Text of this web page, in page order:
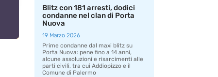
Blitz con 181 arresti, dodici
condanne nel clan di Porta
Nuova
19 Marzo 2026
Prime condanne dal maxi blitz su
Porta Nuova: pene fino a 14 anni,
alcune assoluzioni e risarcimenti alle
parti civili, tra cui Addiopizzo e il
Comune di Palermo